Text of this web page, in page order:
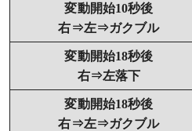
変動開始10秒後
右⇒左⇒ガクブル
変動開始18秒後
右⇒左落下
変動開始18秒後
右⇒左⇒ガクブル